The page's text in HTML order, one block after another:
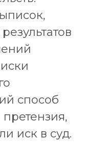
способ
иск в суд.